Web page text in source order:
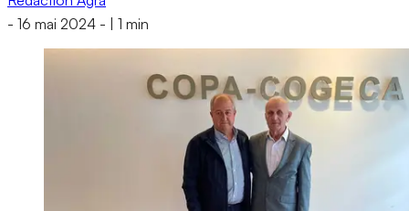
- 16 mai 2024 - 1 min